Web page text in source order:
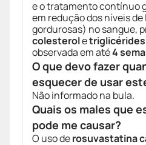
e o tratamento contínuo
em redução dos níveis de
gordurosas) no sangue,
colesteroletriglicérides
observada em até4
O que devo fazer
esquecer de usar
Não informado na bula.
Quais os males que
pode me causar?
O uso derosuvastatina